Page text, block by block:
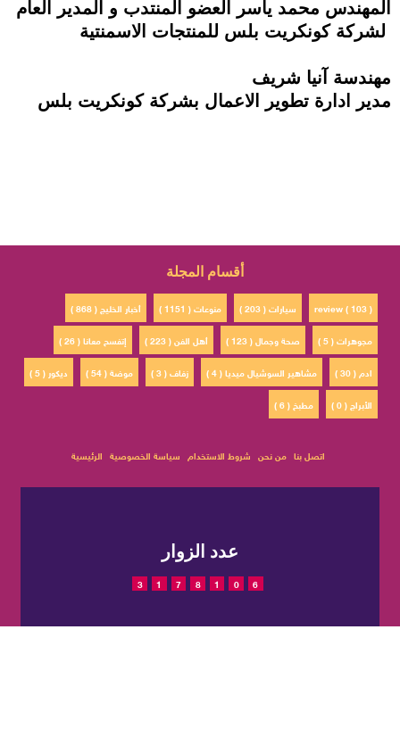
المهندس محمد ياسر العضو المنتدب و المدير العام
لشركة كونكريت بلس للمنتجات الاسمنتية
مهندسة آنيا شريف
مدير ادارة تطوير الاعمال بشركة كونكريت بلس
أقسام المجلة
أخبار الخليج ( 868 ) منوعات ( 1151 ) سيارات ( 203 )
review ( 103 )
إتفسح معانا ( 26 )
أهل الفن ( 223 ) صحة وجمال ( 123 )
مجوهرات ( 5 )
ديكور ( 5 )
موضة ( 54 ) زفاف ( 3 ) مشاهير السوشيال ميديا ( 4 )
ادم ( 30 )
مطبخ ( 6 )
الأبراج ( 0 )
الرئيسية سياسة الخصوصية شروط الاستخدام من نحن اتصل بنا
عدد الزوار
3 1 7 8 1 0 6